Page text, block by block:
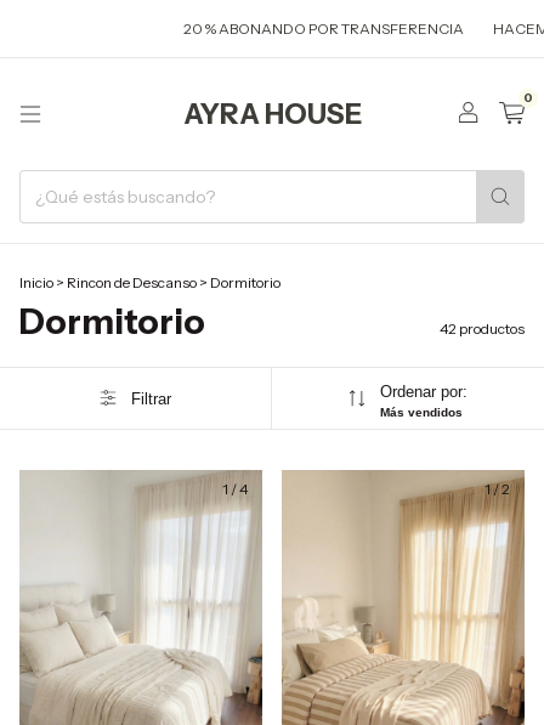
20 % ABONANDO POR TRANSFERENCIA HACEMOS CORTINAS Y
AYRA HOUSE 0
Inicio > Rincon de Descanso > Dormitorio
Dormitorio 42 productos
Filtrar Ordenar por:
Más vendidos
1 /4 1/2